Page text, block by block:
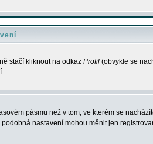
stačí kliknout na odkaz Profil (obvykle se
pásmu než v tom, ve kterém se
nastavení mohou měnit jen